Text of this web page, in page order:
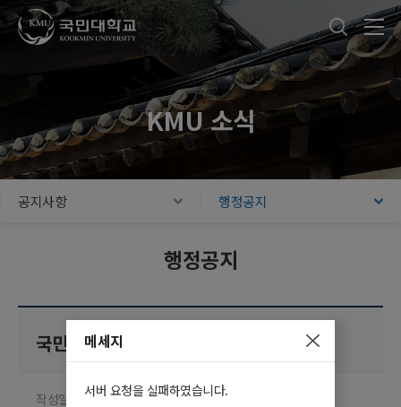
주메뉴 바로가기
본문내용 바로가기
푸터 바로가기
국민대학교
KMU 소식
공지사항 행정공지
행정공지
국민대학교 학칙 개정(안) 공고
작성일 2026.04.08
담당부서 전략기획팀
메세지
서버 요청을 실패하였습니다.